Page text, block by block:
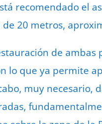
recomendado el
20 metros,
de
lo que ya permite
muy necesario,